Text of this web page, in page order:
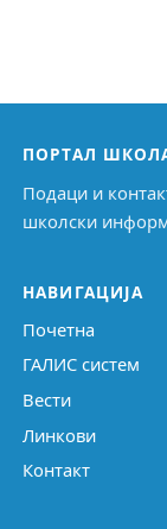
ПОРТАЛ
Подаци и
школски
НАВИГАЦИЈА
Почетна
ГАЛИС систем
Вести
Линкови
Контакт